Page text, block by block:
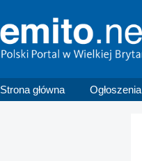
Strona główna Ogłoszenia